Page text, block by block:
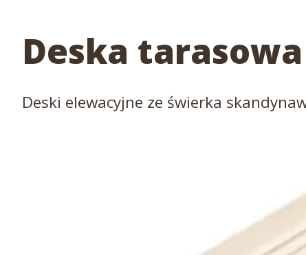
Deska
Deski elewacyjne ze świerka